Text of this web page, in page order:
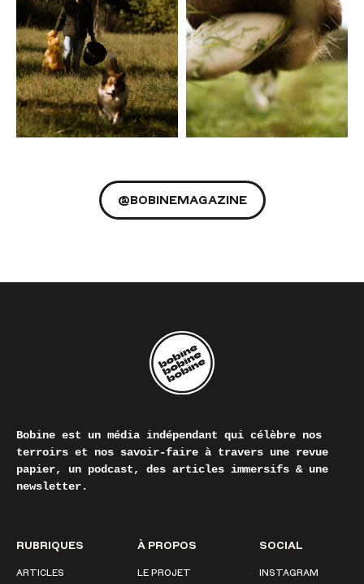
@BOBINEMAGAZINE
Bobine est un média indépendant qui célèbre nos
terroirs et nos savoir-faire à travers une revue
papier, un podcast, des articles immersifs & une
newsletter.
RUBRIQUES
ARTICLES
À PROPOS
LE PROJET
SOCIAL
INSTAGRAM